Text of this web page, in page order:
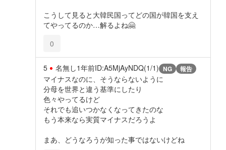
こうして見ると大韓民国ってどの国が韓国を支え
てやってるのか…解るよね🤗
0
5 名無し1年前ID:A5MjAyNDQ(1/1) NG 報告
マイナスなのに、そうならないように
分母を世界と違う基準にしたり
色々やってるけど
それでも追いつかなくなってきたのな
もう本来なら実質マイナスだろうよ
まあ、どうなろうが知った事ではないけどね